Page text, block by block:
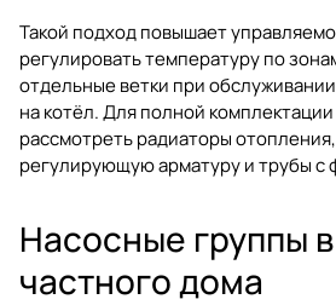
Такой подход повышает
регулировать температуру по
отдельные ветки при
на котёл. Для полной
рассмотретьрадиаторы отопления,
регулирующую арматуруитрубы с
Насосные группы
частного дома